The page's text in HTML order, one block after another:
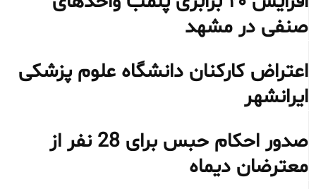
صنفی در مشهد
اعتراض کارکنان دانشگاه علوم پزشکی
ایرانشهر
صدور احکام حبس برای 28 نفر از
معترضان دیماه